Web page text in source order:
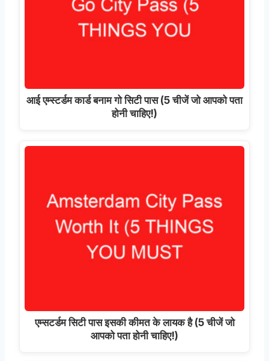
आई एम्स्टर्डम कार्ड बनाम गो सिटी पास (5 चीजें जो आपको पता
होनी चाहिए!)
एम्सटर्डम सिटी पास इसकी कीमत के लायक है (5 चीजें जो
आपको पता होनी चाहिए!)